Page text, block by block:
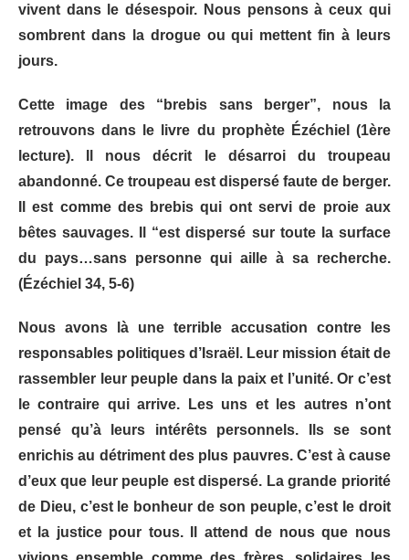
vivent dans le désespoir. Nous pensons à ceux qui
sombrent dans la drogue ou qui mettent fin à leurs
jours.
Cette image des “brebis sans berger”, nous la
retrouvons dans le livre du prophète Ézéchiel (1ère
lecture). Il nous décrit le désarroi du troupeau
abandonné. Ce troupeau est dispersé faute de berger.
Il est comme des brebis qui ont servi de proie aux
bêtes sauvages. Il “est dispersé sur toute la surface
du pays…sans personne qui aille à sa recherche.
(Ézéchiel 34, 5-6)
Nous avons là une terrible accusation contre les
responsables politiques d’Israël. Leur mission était de
rassembler leur peuple dans la paix et l’unité. Or c’est
le contraire qui arrive. Les uns et les autres n’ont
pensé qu’à leurs intérêts personnels. Ils se sont
enrichis au détriment des plus pauvres. C’est à cause
d’eux que leur peuple est dispersé. La grande priorité
de Dieu, c’est le bonheur de son peuple, c’est le droit
et la justice pour tous. Il attend de nous que nous